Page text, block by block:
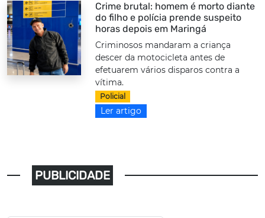
Crime brutal: homem é morto diante
do filho e polícia prende suspeito
horas depois em Maringá
Criminosos mandaram a criança
descer da motocicleta antes de
efetuarem vários disparos contra a
vítima.
Policial
Ler artigo
PUBLICIDADE